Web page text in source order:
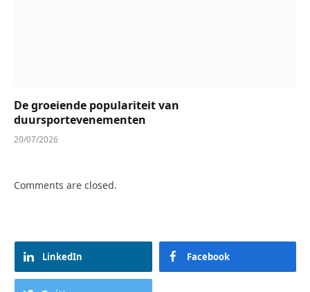
De groeiende populariteit van
duursportevenementen
20/07/2026
Comments are closed.
LinkedIn Facebook